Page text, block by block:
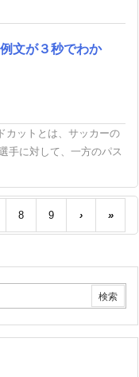
文が３秒でわか
カットとは、サッカーの
手に対して、一方のパス
8 9 › »